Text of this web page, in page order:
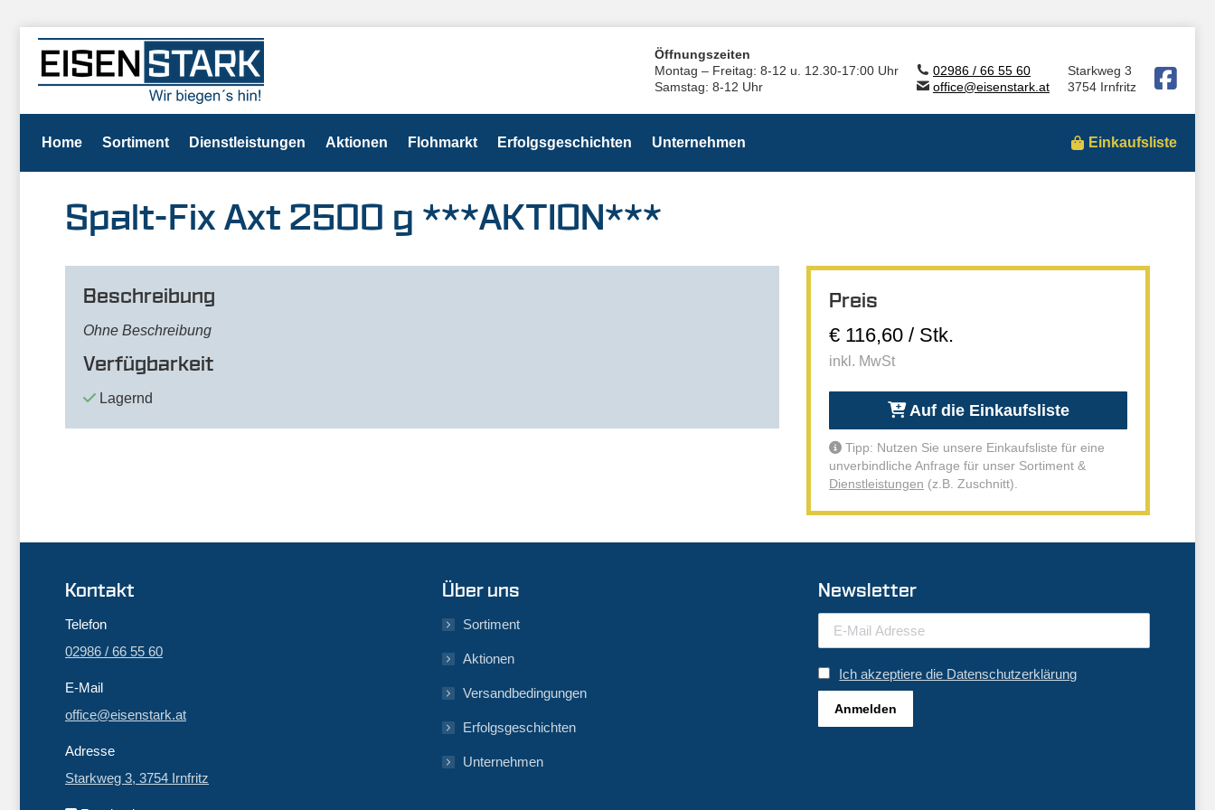
Öffnungszeiten
Montag – Freitag: 8-12 u. 12.30-17:00 Uhr
Samstag: 8-12 Uhr
02986 / 66 55 60
office@eisenstark.at
Starkweg 3
3754 Irnfritz
Home Sortiment Dienstleistungen Aktionen Flohmarkt Erfolgsgeschichten Unternehmen Einkaufsliste
Spalt-Fix Axt 2500 g ***AKTION***
Beschreibung
Ohne Beschreibung
Verfügbarkeit
Lagernd
Preis
€ 116,60 / Stk.
inkl. MwSt
Auf die Einkaufsliste
Tipp: Nutzen Sie unsere Einkaufsliste für eine
unverbindliche Anfrage für unser Sortiment &
Dienstleistungen (z.B. Zuschnitt).
Kontakt
Telefon
02986 / 66 55 60
E-Mail
office@eisenstark.at
Adresse
Starkweg 3, 3754 Irnfritz
Über uns
Sortiment
Aktionen
Versandbedingungen
Erfolgsgeschichten
Unternehmen
Newsletter
Ich akzeptiere die Datenschutzerklärung